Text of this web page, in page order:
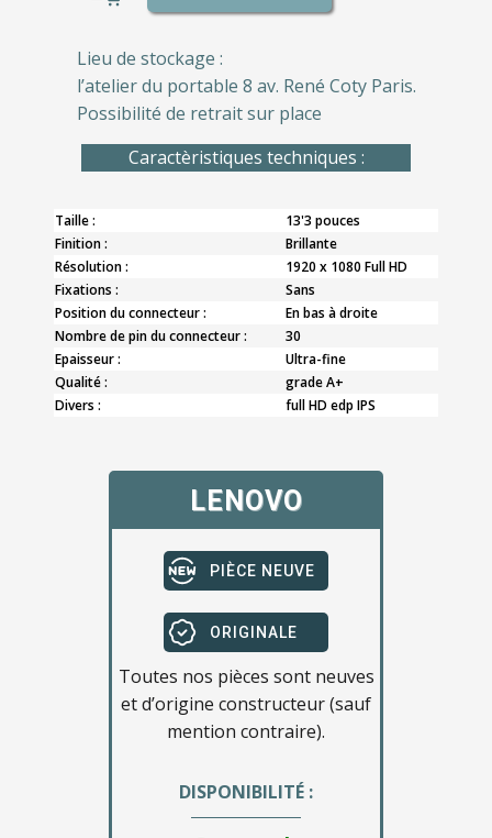
Lieu de stockage :
l’atelier du portable 8 av. René Coty Paris.
Possibilité de retrait sur place
Caractèristiques techniques :
Taille :
13'3 pouces
Finition :
Brillante
Résolution :
1920 x 1080 Full HD
Fixations :
Sans
Position du connecteur :
En bas à droite
Nombre de pin du connecteur :
30
Epaisseur :
Ultra-fine
Qualité :
grade A+
Divers :
full HD edp IPS
LENOVO
PIÈCE NEUVE
ORIGINALE
Toutes nos pièces sont neuves
et d’origine constructeur (sauf
mention contraire).
DISPONIBILITÉ :